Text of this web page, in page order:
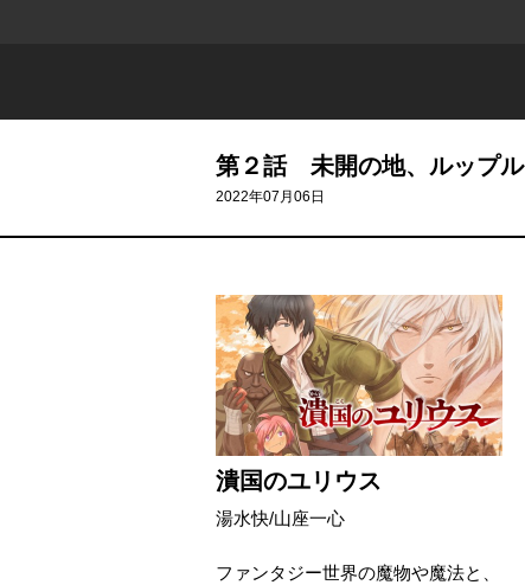
第２話 未開の地、ルップル
2022年07月06日
潰国のユリウス
湯水快/山座一心
ファンタジー世界の魔物や魔法と、